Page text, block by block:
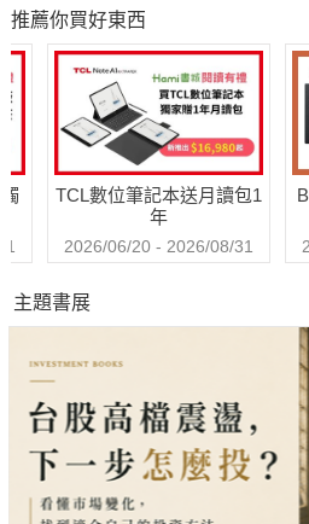
●特別股在世界各國的應用及未來展望
｜專業推薦｜
政治大學名譽暨講座教授 司徒達賢
中華民國工商協進會理事長暨台新金
台灣大學管理學院財務金融系教授暨
李賢源
勤業眾信聯合會計師事務所總裁 柯志
台灣大學管理學院會計系副教授 陳坤
台灣大學管理系教授、前EMBA執行
財信傳媒集團董事長 謝金河"
K線、均線到交易高
手的養成祕笈
推薦你買好東西
TCL數位筆記本送月讀包1
年
2026/06/20 - 2026/08/31
主題書展